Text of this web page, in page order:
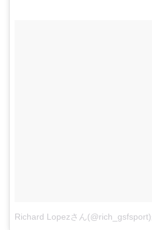
Richard Lopezさん